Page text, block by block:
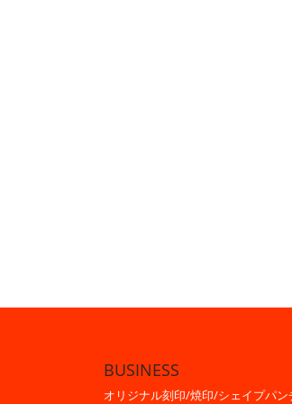
BUSINESS
オリジナル刻印/焼印/シェイプパン